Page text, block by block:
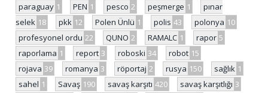
paraguay 1 PEN 1 pesco 2 peşmerge 1
pınar
selek 18 pkk 12 Polen Ünlü 1 polis 43 polonya 10
profesyonel ordu 22 QUNO 2 RAMALC 1 rapor 5
raporlama 1 report 3 roboski 34 robot 15
rojava 39 romanya 3 röportaj 2 rusya 150 sağlık 1
sahel 1 Savaş 190 savaş karşıtı 420 savaş karşıtlığı 3